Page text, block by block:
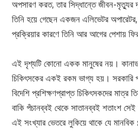
অপসারণ করত, তার সিদ্ধান্তে জীবন-মৃত্যুর
তিনি হয়ে গেছেন একজন এলিভেটর অপারেটর,
প্রক্রিয়ার কারণে তিনি আর আগের পেশায়
এই দৃশ্যটি কোনো একক মানুষের নয়।
চিকিৎসকের একই রকম ভাগ্য হয়। সরকারি
বিদেশি প্রশিক্ষণপ্রাপ্ত চিকিৎসকদের মাত্র
বাকি পঁচানব্বই থেকে সাতানব্বই শতাংশ
এই সংখ্যার ভেতরে লুকিয়ে থাকে যে মানবিক